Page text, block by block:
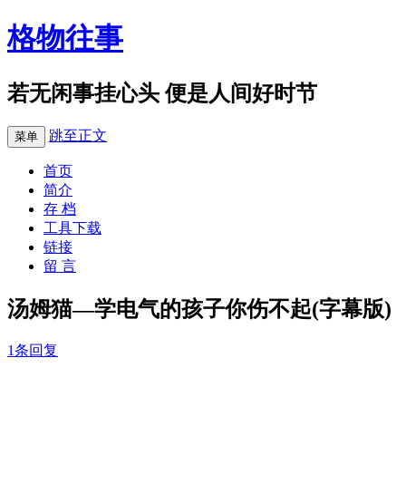
格物往事
若无闲事挂心头 便是人间好时节
菜单 跳至正文
首页
简介
存 档
工具下载
链接
留 言
汤姆猫—学电气的孩子你伤不起(字幕版)
1条回复